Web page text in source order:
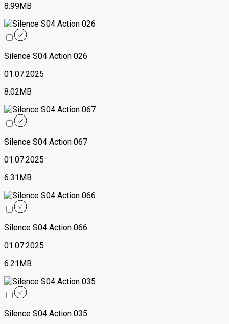
8.99MB
Silence S04 Action 026
01.07.2025
8.02MB
Silence S04 Action 067
01.07.2025
6.31MB
Silence S04 Action 066
01.07.2025
6.21MB
Silence S04 Action 035